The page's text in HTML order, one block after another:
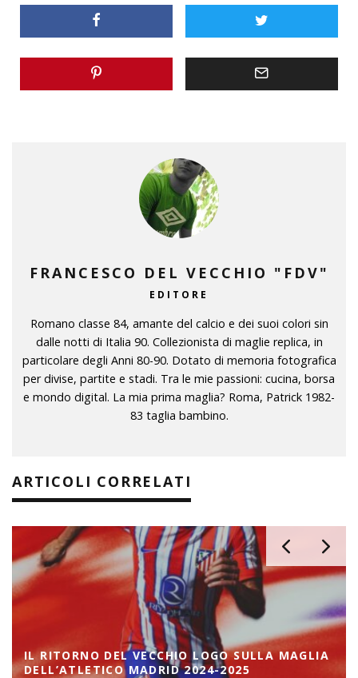
FRANCESCO DEL VECCHIO "FDV"
EDITORE
Romano classe 84, amante del calcio e dei suoi colori sin
dalle notti di Italia 90. Collezionista di maglie replica, in
particolare degli Anni 80-90. Dotato di memoria fotografica
per divise, partite e stadi. Tra le mie passioni: cucina, borsa
e mondo digital. La mia prima maglia? Roma, Patrick 1982-
83 taglia bambino.
ARTICOLI CORRELATI
IL RITORNO DEL VECCHIO LOGO SULLA MAGLIA
DELL’ATLETICO MADRID 2024-2025